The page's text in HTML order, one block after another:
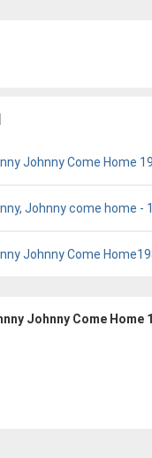
Johnny Come Home
Johnny come home -
Johnny Come